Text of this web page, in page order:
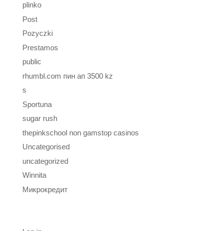
plinko
Post
Pozyczki
Prestamos
public
rhumbl.com пин ап 3500 kz
s
Sportuna
sugar rush
thepinkschool non gamstop casinos
Uncategorised
uncategorized
Winnita
Микрокредит